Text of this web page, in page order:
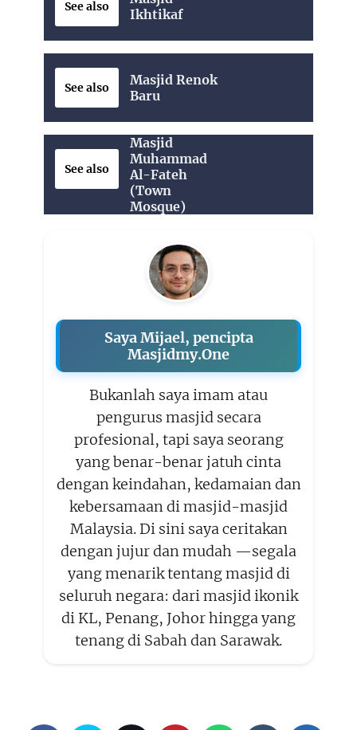
See also
Ikhtikaf
See also
Masjid Renok
Baru
See also
Masjid
Muhammad
Al-Fateh
(Town
Mosque)
Saya Mijael, pencipta
Masjidmy.One
Bukanlah saya imam atau
pengurus masjid secara
profesional, tapi saya seorang
yang benar-benar jatuh cinta
dengan keindahan, kedamaian dan
kebersamaan di masjid-masjid
Malaysia. Di sini saya ceritakan
dengan jujur dan mudah —segala
yang menarik tentang masjid di
seluruh negara: dari masjid ikonik
di KL, Penang, Johor hingga yang
tenang di Sabah dan Sarawak.